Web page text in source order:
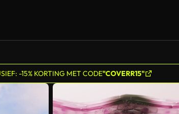
-15% KORTING MET CODE"COVERR15"